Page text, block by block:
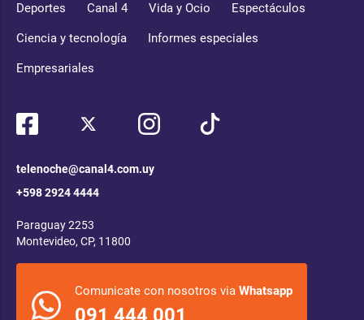
Deportes Canal 4 Vida y Ocio Espectáculos
Ciencia y tecnología Informes especiales
Empresariales
telenoche@canal4.com.uy
+598 2924 4444
Paraguay 2253
Montevideo, CP, 11800
Comunicate con nosotros via Whatsapp
091 444 001